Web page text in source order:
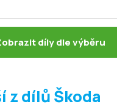
díly dle výběru
z dílů Škoda